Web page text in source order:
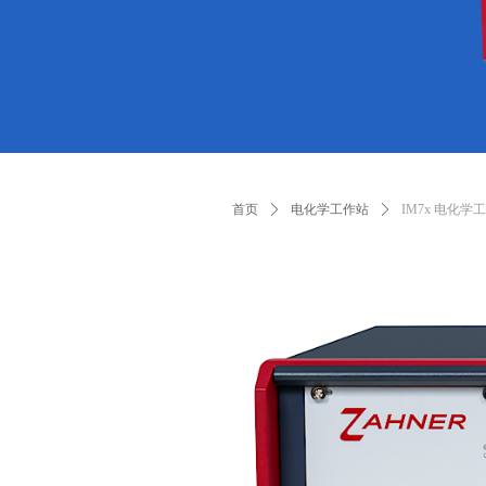
首页 ꄲ 电化学工作站 ꄲ IM7x 电化学